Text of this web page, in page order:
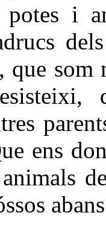
potes i
que som
ens